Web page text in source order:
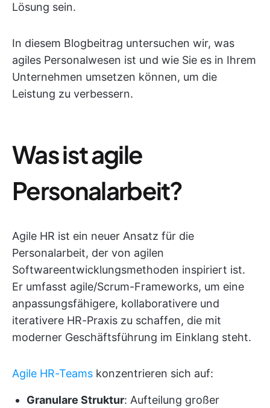
Lösung sein.
In diesem Blogbeitrag untersuchen wir, was
agiles Personalwesen ist und wie Sie es in Ihrem
Unternehmen umsetzen können, um die
Leistung zu verbessern.
Was ist agile
Personalarbeit?
Agile HR ist ein neuer Ansatz für die
Personalarbeit, der von agilen
Softwareentwicklungsmethoden inspiriert ist.
Er umfasst agile/Scrum-Frameworks, um eine
anpassungsfähigere, kollaborativere und
iterativere HR-Praxis zu schaffen, die mit
moderner Geschäftsführung im Einklang steht.
Agile HR-Teams konzentrieren sich auf:
Granulare Struktur: Aufteilung großer